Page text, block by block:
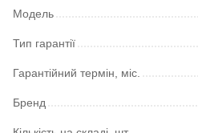
Модель
Тип гарантії
Гарантійний термін, міс.
Бренд